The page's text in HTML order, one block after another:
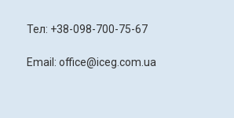
Тел: +38-098-700-75-67
Email: office@iceg.com.ua